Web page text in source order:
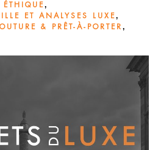
ÉTHIQUE,
ET ANALYSES LUXE,
& PRÊT-À-PORTER ,